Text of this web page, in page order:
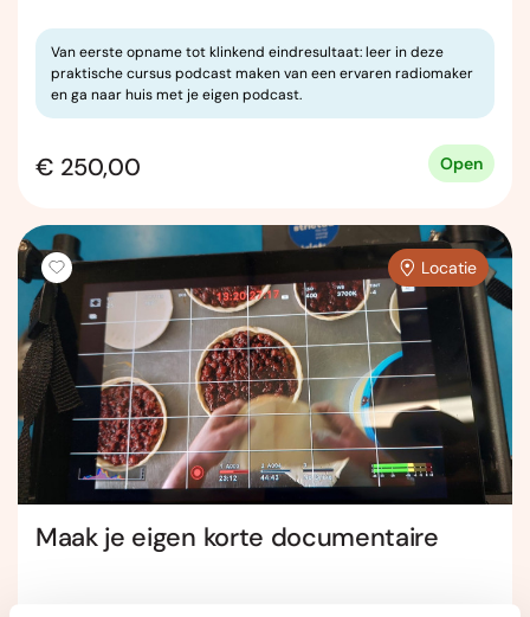
Van eerste opname tot klinkend eindresultaat: leer in deze
praktische cursus podcast maken van een ervaren radiomaker
en ga naar huis met je eigen podcast.
€ 250,00 Open
Locatie
Maak je eigen korte documentaire